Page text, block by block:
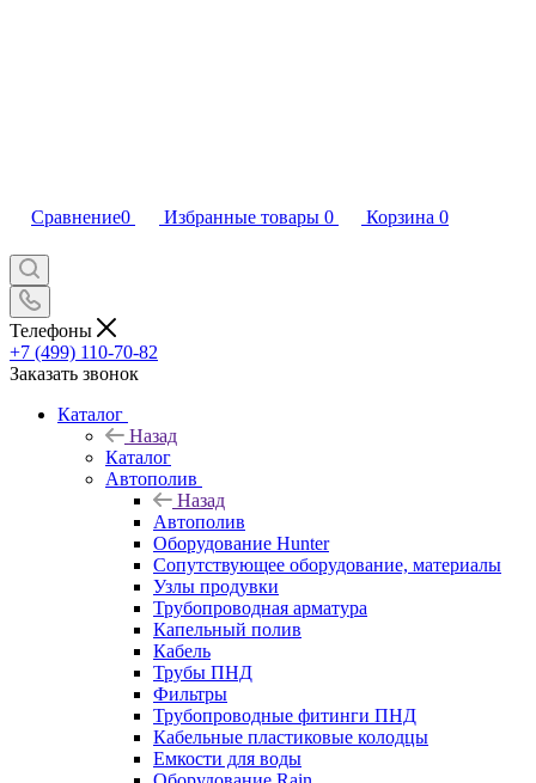
Сравнение0 Избранные товары 0 Корзина 0
Телефоны
+7 (499) 110-70-82
Заказать звонок
Каталог
Назад
Каталог
Автополив
Назад
Автополив
Оборудование Hunter
Сопутствующее оборудование, материалы
Узлы продувки
Трубопроводная арматура
Капельный полив
Кабель
Трубы ПНД
Фильтры
Трубопроводные фитинги ПНД
Кабельные пластиковые колодцы
Емкости для воды